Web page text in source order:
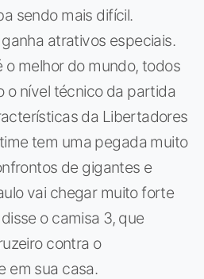
sendo mais difícil.
atrativos especiais.
o melhor do mundo, todos
o nível técnico da partida
da Libertadores
tem uma pegada muito
de gigantes e
vai chegar muito forte
o camisa 3, que
contra o
em sua casa.